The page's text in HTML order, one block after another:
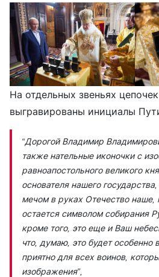
На отдельных звеньях
выгравированы инициалы
“Дорогой Владимир
также нательные иконочки с
равноапостольного великого
основателя нашего
мечом в руках Отечество наше,
остается символом собирания
кроме того, это еще и Ваш
что, думаю, это будет особенно
приятно для всех воинов,
изображения”,